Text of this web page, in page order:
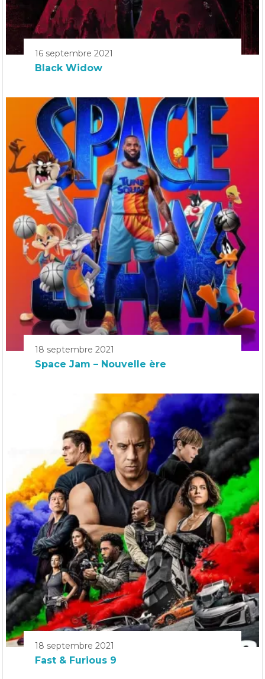
16 septembre 2021
Black Widow
18 septembre 2021
Space Jam – Nouvelle ère
18 septembre 2021
Fast & Furious 9